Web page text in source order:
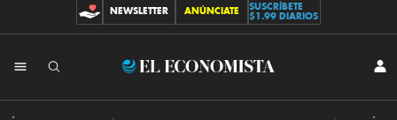
CONTRIBUCIONES
NEWSLETTER ANÚNCIATE
SUSCRÍBETE
$1.99 DIARIOS
El